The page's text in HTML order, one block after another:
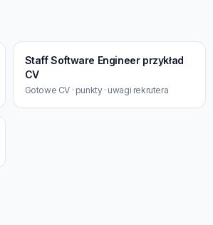
Staff Software Engineer przykład
CV
Gotowe CV · punkty · uwagi rekrutera